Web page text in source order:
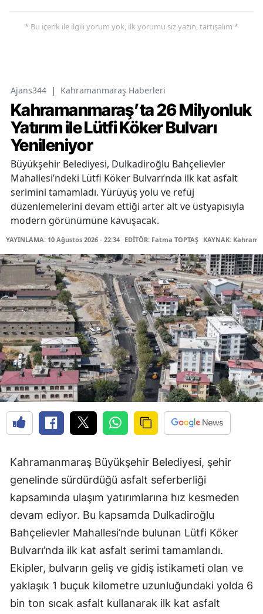
* Bu içerik ile ilgili yorum yok, ilk yorumu siz yazın, tartışalım *
Ajans344 | Kahramanmaraş Haberleri
Kahramanmaraş’ta 26 Milyonluk
Yatırım ile Lütfi Köker Bulvarı
Yenileniyor
Büyükşehir Belediyesi, Dulkadiroğlu Bahçelievler
Mahallesi’ndeki Lütfi Köker Bulvarı’nda ilk kat asfalt
serimini tamamladı. Yürüyüş yolu ve refüj
düzenlemelerini devam ettiği arter alt ve üstyapısıyla
modern görünümüne kavuşacak.
YAYINLAMA: 10 Ağustos 2026 - 22:34 EDİTÖR: Fatma TOPTAŞ KAYNAK:
Kahramanmaraş Büyükşehir Belediyesi, şehir
genelinde sürdürdüğü asfalt seferberliği
kapsamında ulaşım yatırımlarına hız kesmeden
devam ediyor. Bu kapsamda Dulkadiroğlu
Bahçelievler Mahallesi’nde bulunan Lütfi Köker
Bulvarı’nda ilk kat asfalt serimi tamamlandı.
Ekipler, bulvarın geliş ve gidiş istikameti olan ve
yaklaşık 1 buçuk kilometre uzunluğundaki yolda 6
bin ton sıcak asfalt kullanarak ilk kat asfalt